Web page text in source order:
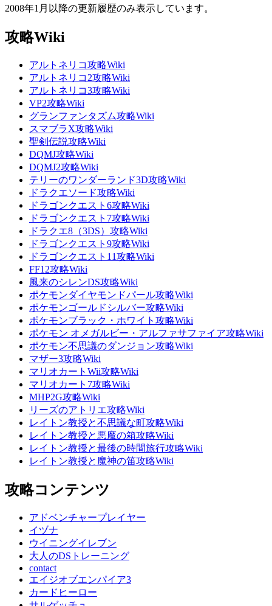
2008年1月以降の更新履歴のみ表示しています。
攻略Wiki
アルトネリコ攻略Wiki
アルトネリコ2攻略Wiki
アルトネリコ3攻略Wiki
VP2攻略Wiki
グランファンタズム攻略Wiki
スマブラX攻略Wiki
聖剣伝説攻略Wiki
DQMJ攻略Wiki
DQMJ2攻略Wiki
テリーのワンダーランド3D攻略Wiki
ドラクエソード攻略Wiki
ドラゴンクエスト6攻略Wiki
ドラゴンクエスト7攻略Wiki
ドラクエ8（3DS）攻略Wiki
ドラゴンクエスト9攻略Wiki
ドラゴンクエスト11攻略Wiki
FF12攻略Wiki
風来のシレンDS攻略Wiki
ポケモンダイヤモンドパール攻略Wiki
ポケモンゴールドシルバー攻略Wiki
ポケモンブラック・ホワイト攻略Wiki
ポケモン オメガルビー・アルファサファイア攻略Wiki
ポケモン不思議のダンジョン攻略Wiki
マザー3攻略Wiki
マリオカートWii攻略Wiki
マリオカート7攻略Wiki
MHP2G攻略Wiki
リーズのアトリエ攻略Wiki
レイトン教授と不思議な町攻略Wiki
レイトン教授と悪魔の箱攻略Wiki
レイトン教授と最後の時間旅行攻略Wiki
レイトン教授と魔神の笛攻略Wiki
攻略コンテンツ
アドベンチャープレイヤー
イヅナ
ウイニングイレブン
大人のDSトレーニング
contact
エイジオブエンパイア3
カードヒーロー